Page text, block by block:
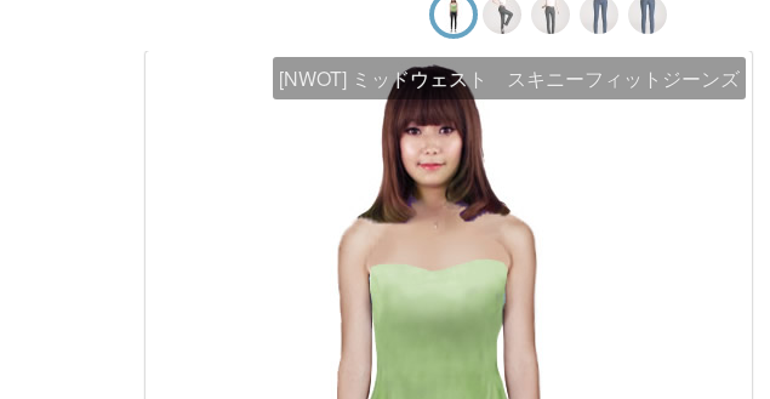
[NWOT] ミッドウェスト スキニーフィットジーンズ